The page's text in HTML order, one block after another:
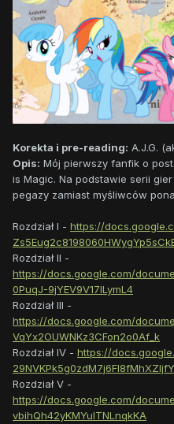
Korekta i pre-reading: A.J.G.
Opis: Mój pierwszy fanfik o
is Magic. Na podstawie serii
pegazy zamiast myśliwców
Rozdział I - https://
Rozdział II -
https://docs.google.com/
0PuqJ-9jYEV9V17ILymL4
Rozdział III -
https://docs.google.com/
VqYx2OUWNKz3CFon2o0Af_k
Rozdział IV - https://
Rozdział V -
https://docs.google.com/
vbihQh42yKMYuITNLnqkKA